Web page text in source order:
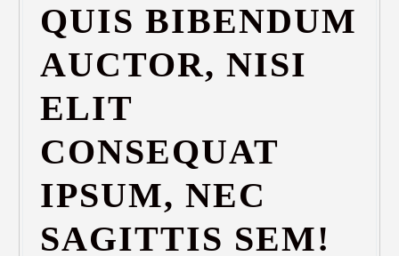
QUIS BIBENDUM
AUCTOR, NISI
ELIT
CONSEQUAT
IPSUM, NEC
SAGITTIS SEM!